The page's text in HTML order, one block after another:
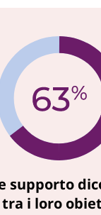
supporto
tra i loro